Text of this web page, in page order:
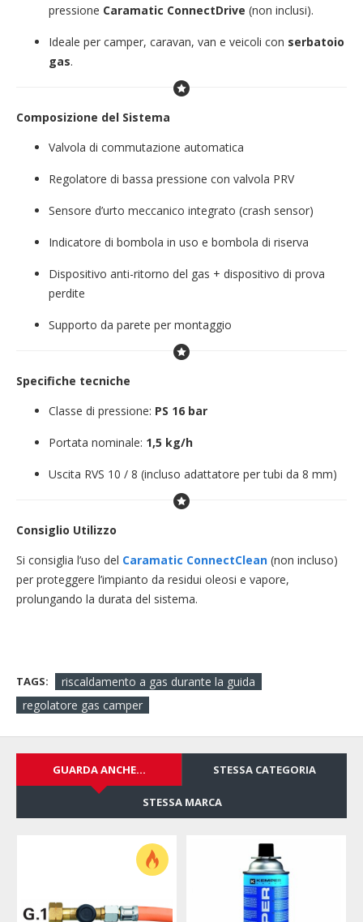
pressione Caramatic ConnectDrive (non inclusi).
Ideale per camper, caravan, van e veicoli con serbatoio
gas.
Composizione del Sistema
Valvola di commutazione automatica
Regolatore di bassa pressione con valvola PRV
Sensore d’urto meccanico integrato (crash sensor)
Indicatore di bombola in uso e bombola di riserva
Dispositivo anti-ritorno del gas + dispositivo di prova
perdite
Supporto da parete per montaggio
Specifiche tecniche
Classe di pressione: PS 16 bar
Portata nominale: 1,5 kg/h
Uscita RVS 10 / 8 (incluso adattatore per tubi da 8 mm)
Consiglio Utilizzo
Si consiglia l’uso del Caramatic ConnectClean (non incluso)
per proteggere l’impianto da residui oleosi e vapore,
prolungando la durata del sistema.
TAGS:
riscaldamento a gas durante la guida
regolatore gas camper
GUARDA ANCHE... STESSA CATEGORIA
STESSA MARCA